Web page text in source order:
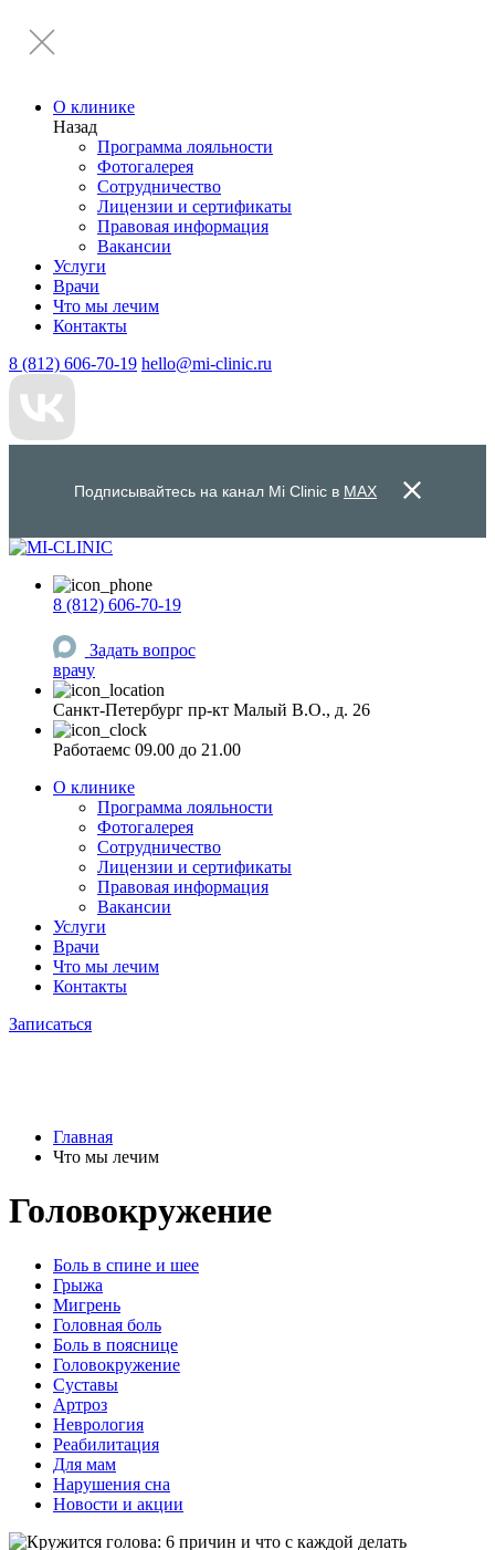
О клинике
Назад
Программа лояльности
Фотогалерея
Сотрудничество
Лицензии и сертификаты
Правовая информация
Вакансии
Услуги
Врачи
Что мы лечим
Контакты
8 (812) 606-70-19 hello@mi-clinic.ru
Подписывайтесь на канал Mi Clinic в MAX
8 (812) 606-70-19
Задать вопрос
врачу
Санкт-Петербург пр-кт Малый В.О., д. 26
Работаемc 09.00 до 21.00
О клинике
Программа лояльности
Фотогалерея
Сотрудничество
Лицензии и сертификаты
Правовая информация
Вакансии
Услуги
Врачи
Что мы лечим
Контакты
Записаться
Главная
Что мы лечим
Головокружение
Боль в спине и шее
Грыжа
Мигрень
Головная боль
Боль в пояснице
Головокружение
Суставы
Артроз
Неврология
Реабилитация
Для мам
Нарушения сна
Новости и акции